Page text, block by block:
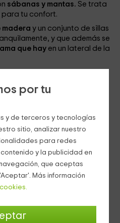
por tu
y de terceros y tecnologías
sitio, analizar nuestro
para redes
y la publicidad en
que aceptas
Más información
sábanas y mantas. Se trata
tu confort.
madera y un conjunto de sillas
y que además se
que hay en un lateral de la
para que puedas
equipado con unaducha
muy cómodo después
momento de relax.
tiene:
y sillas
y Cabañas Pontevedra